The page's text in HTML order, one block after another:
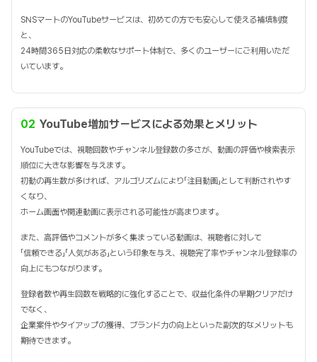
SNSマートのYouTubeサービスは、初めての方でも安心して使える補填制度
と、
24時間365日対応の柔軟なサポート体制で、多くのユーザーにご利用いただ
いています。
02 YouTube増加サービスによる効果とメリット
YouTubeでは、視聴回数やチャンネル登録数の多さが、動画の評価や検索表示
順位に大きな影響を与えます。
初動の再生数が多ければ、アルゴリズムにより「注目動画」として判断されやす
くなり、
ホーム画面や関連動画に表示される可能性が高まります。
また、高評価やコメントが多く集まっている動画は、視聴者に対して
「信頼できる」「人気がある」という印象を与え、視聴完了率やチャンネル登録率の
向上にもつながります。
登録者数や再生回数を戦略的に強化することで、収益化条件の早期クリアだけ
でなく、
企業案件やタイアップの獲得、ブランド力の向上といった副次的なメリットも
期待できます。